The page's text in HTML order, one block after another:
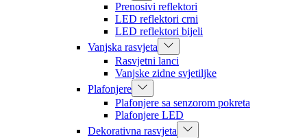
Prenosivi reflektori
LED reflektori crni
LED reflektori bijeli
Vanjska rasvjeta
Rasvjetni lanci
Vanjske zidne svjetiljke
Plafonjere
Plafonjere sa senzorom pokreta
Plafonjere LED
Dekorativna rasvjeta